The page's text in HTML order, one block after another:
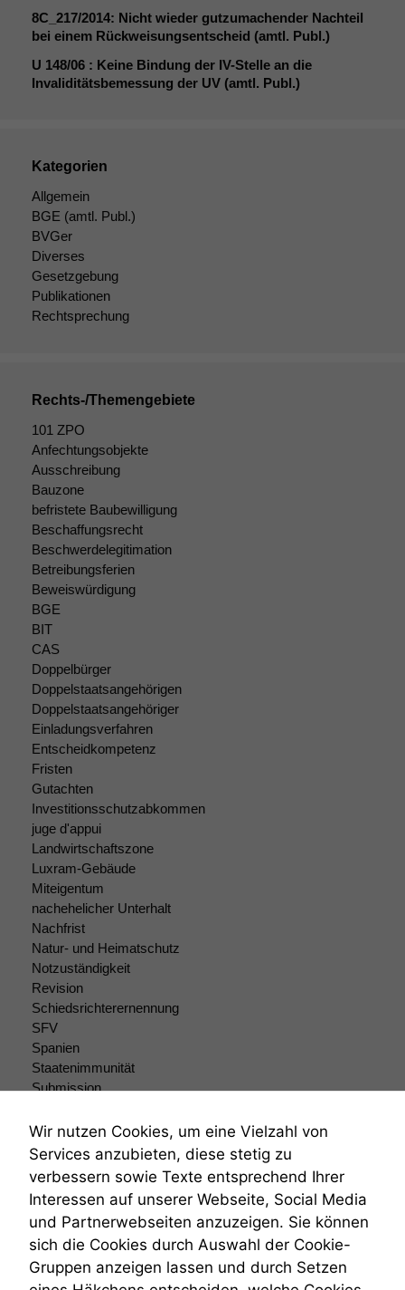
8C_217/2014: Nicht wieder gutzumachender Nachteil
bei einem Rückweisungsentscheid (amtl. Publ.)
U 148/06 : Keine Bindung der IV-Stelle an die
Invaliditätsbemessung der UV (amtl. Publ.)
Kategorien
Allgemein
BGE (amtl. Publ.)
BVGer
Diverses
Gesetzgebung
Publikationen
Rechtsprechung
Rechts-/Themengebiete
101 ZPO
Anfechtungsobjekte
Ausschreibung
Bauzone
befristete Baubewilligung
Beschaffungsrecht
Beschwerdelegitimation
Betreibungsferien
Beweiswürdigung
BGE
BIT
CAS
Doppelbürger
Doppelstaatsangehörigen
Doppelstaatsangehöriger
Einladungsverfahren
Entscheidkompetenz
Fristen
Gutachten
Investitionsschutzabkommen
juge d'appui
Landwirtschaftszone
Luxram-Gebäude
Miteigentum
nachehelicher Unterhalt
Nachfrist
Natur- und Heimatschutz
Notzuständigkeit
Revision
Schiedsrichterernennung
SFV
Spanien
Staatenimmunität
Submission
Teilungsklage
Venezuela
VRK
Wiederherstellungsanordnung
Zivilprozessordnung
ZPO
Zustellfiktion
Zuständigkeit
Wir nutzen Cookies, um eine Vielzahl von
Services anzubieten, diese stetig zu
verbessern sowie Texte entsprechend Ihrer
Interessen auf unserer Webseite, Social Media
und Partnerwebseiten anzuzeigen. Sie können
sich die Cookies durch Auswahl der Cookie-
Gruppen anzeigen lassen und durch Setzen
Marketing
Wir speichern
anonyme Daten ab,
um interne
marketingtechnische
Auswertungen
durchführen zu
können. Diese helfen